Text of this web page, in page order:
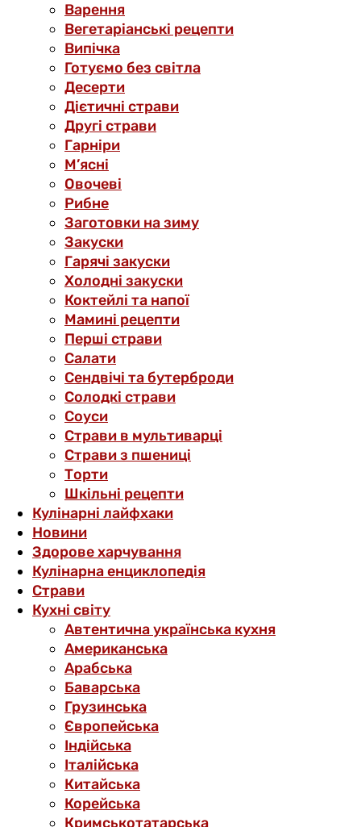
Варення
Вегетаріанські рецепти
Випічка
Готуємо без світла
Десерти
Дієтичні страви
Другі страви
Гарніри
М’ясні
Овочеві
Рибне
Заготовки на зиму
Закуски
Гарячі закуски
Холодні закуски
Коктейлі та напої
Мамині рецепти
Перші страви
Салати
Сендвічі та бутерброди
Солодкі страви
Соуси
Страви в мультиварці
Страви з пшениці
Торти
Шкільні рецепти
Кулінарні лайфхаки
Новини
Здорове харчування
Кулінарна енциклопедія
Страви
Кухні світу
Автентична українська кухня
Американська
Арабська
Баварська
Грузинська
Європейська
Індійська
Італійська
Китайська
Корейська
Кримськотатарська